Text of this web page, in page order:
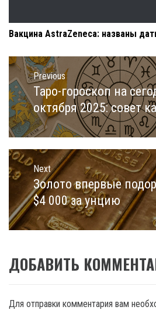
Вакцина AstraZeneca: названы
Навигация
по
записям
Previous
Previous
post:
Таро-гороскоп на
октября 2025: совет
Next
Next
post:
Золото впервые
$4 000 за унцию
ДОБАВИТЬ
Для отправки комментария вам